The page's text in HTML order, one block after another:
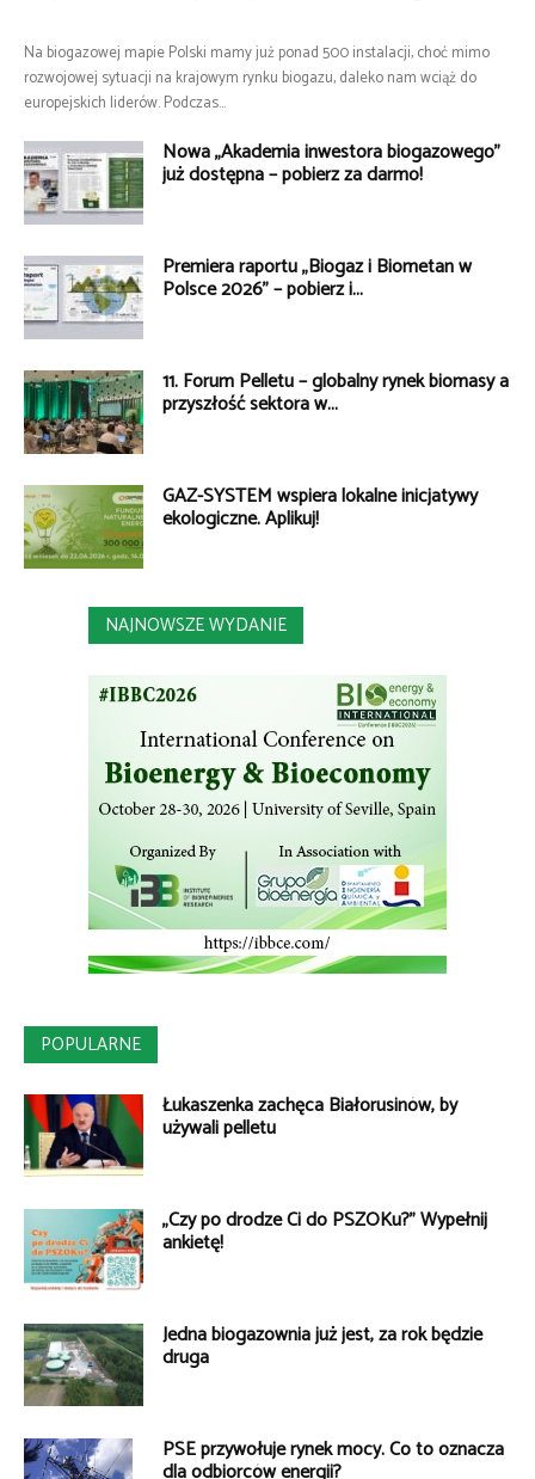
Na biogazowej mapie Polski mamy już ponad 500 instalacji, choć mimo
rozwojowej sytuacji na krajowym rynku biogazu, daleko nam wciąż do
europejskich liderów. Podczas...
Nowa „Akademia inwestora biogazowego”
już dostępna – pobierz za darmo!
Premiera raportu „Biogaz i Biometan w
Polsce 2026” – pobierz i...
11. Forum Pelletu – globalny rynek biomasy a
przyszłość sektora w...
GAZ-SYSTEM wspiera lokalne inicjatywy
ekologiczne. Aplikuj!
NAJNOWSZE WYDANIE
POPULARNE
Łukaszenka zachęca Białorusinów, by
używali pelletu
„Czy po drodze Ci do PSZOKu?” Wypełnij
ankietę!
Jedna biogazownia już jest, za rok będzie
druga
PSE przywołuje rynek mocy. Co to oznacza
dla odbiorców energii?